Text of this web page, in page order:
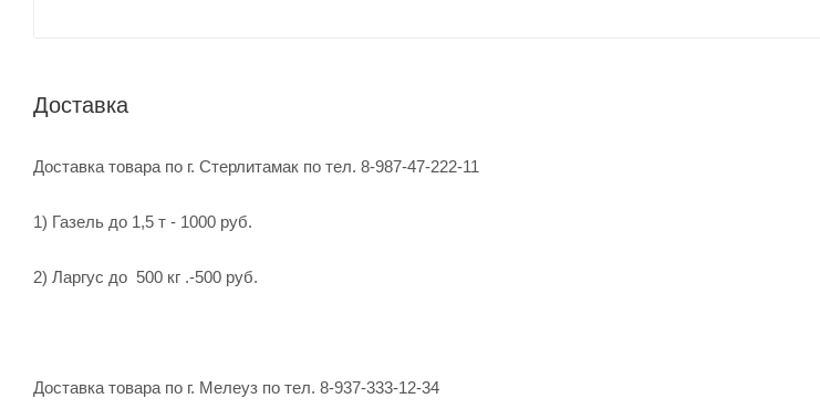
Доставка
Доставка товара по г. Стерлитамак по тел. 8-987-47-222-11
1) Газель до 1,5 т - 1000 руб.
2) Ларгус до 500 кг .-500 руб.
Доставка товара по г. Мелеуз по тел. 8-937-333-12-34